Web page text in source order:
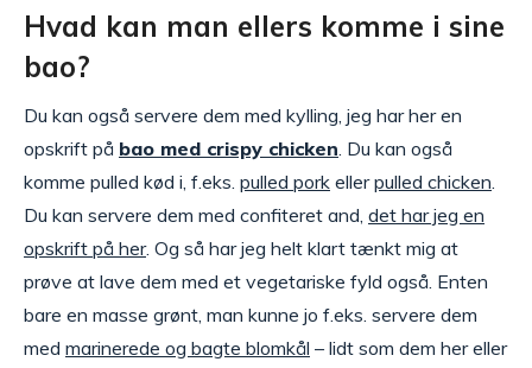
Hvad kan man ellers komme i sine
bao?
Du kan også servere dem med kylling, jeg har her en
opskrift på bao med crispy chicken. Du kan også
komme pulled kød i, f.eks. pulled pork ellerpulled chicken.
Du kan servere dem med confiteret and, det har jeg en
opskrift på her. Og så har jeg helt klart tænkt mig at
prøve at lave dem med et vegetariske fyld også. Enten
bare en masse grønt, man kunne jo f.eks. servere dem
med marinerede og bagte blomkål – lidt som dem her eller